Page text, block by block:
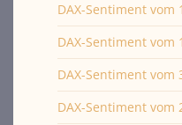
DAX-Sentiment vom
DAX-Sentiment vom
DAX-Sentiment vom
DAX-Sentiment vom